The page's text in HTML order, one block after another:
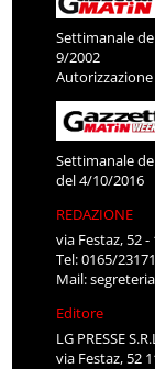
Settimanale
9/2002
Settimanale
del 4/10/2016
REDAZIONE
via Festaz, 52
Tel: 0165/
Mail:
Editore
LG PRESSE
via Festaz, 52